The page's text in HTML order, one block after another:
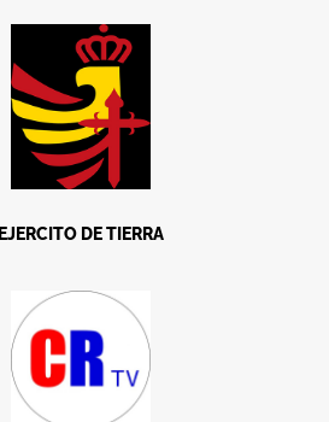
EJERCITO DE TIERRA